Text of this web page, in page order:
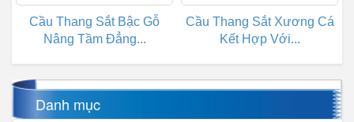
Cầu Thang Sắt Bậc Gỗ
Nâng Tầm Đẳng...
Cầu Thang Sắt Xương Cá
Kết Hợp Với...
Danh mục